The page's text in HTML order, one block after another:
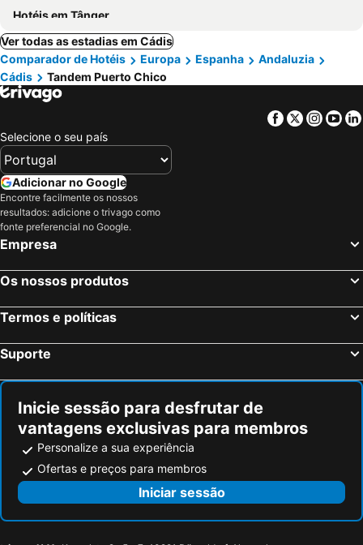
Hotéis em Tânger
Ver todas as estadias em Cádis
Comparador de Hotéis
Europa Espanha
Andaluzia
Cádis
Tandem Puerto Chico
Facebook
Twitter
Selecione o seu país
Adicionar no Google
Encontre facilmente os nossos
resultados: adicione o trivago como
fonte preferencial no Google.
Empresa
Os nossos produtos
Termos e políticas
Suporte
Inicie sessão para desfrutar de
vantagens exclusivas para membros
Personalize a sua experiência
Ofertas e preços para membros
Iniciar sessão